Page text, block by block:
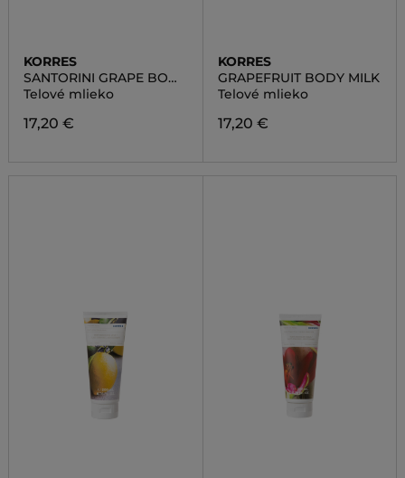
KORRES
SANTORINI GRAPE BODY
MILK
Telové mlieko
17,20 €
KORRES
GRAPEFRUIT BODY MILK
Telové mlieko
17,20 €